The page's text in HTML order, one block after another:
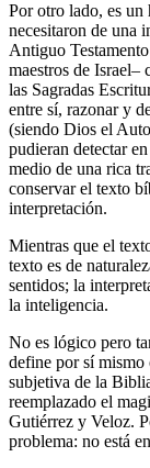
Por otro lado, es un
necesitaron de una
Antiguo
maestros de Israel–
las Sagradas
entre sí, razonar y
(siendo Dios el
pudieran detectar
medio de una rica
conservar el texto
interpretación.
Mientras que el
texto es de
sentidos; la
la inteligencia.
No es lógico pero
define por sí mismo
subjetiva de la
reemplazado el
Gutiérrez y Veloz.
problema: no está